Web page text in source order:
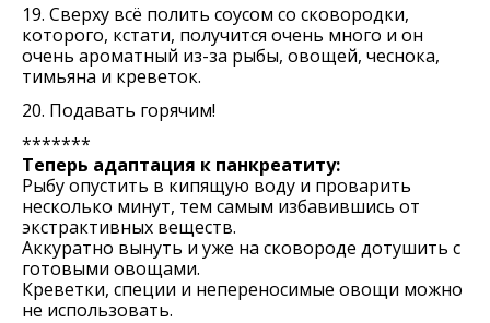
19. Сверху всё полить соусом со сковородки,
которого, кстати, получится очень много и он
очень ароматный из-за рыбы, овощей, чеснока,
тимьяна и креветок.
20. Подавать горячим!
*******
Теперь адаптация к панкреатиту:
Рыбу опустить в кипящую воду и проварить
несколько минут, тем самым избавившись от
экстрактивных веществ.
Аккуратно вынуть и уже на сковороде дотушить с
готовыми овощами.
Креветки, специи и непереносимые овощи можно
не использовать.